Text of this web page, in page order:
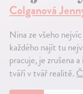
Colganová
Nina ze všeho
každého najít tu
pracuje, je zrušena
tváří v tvář realitě.